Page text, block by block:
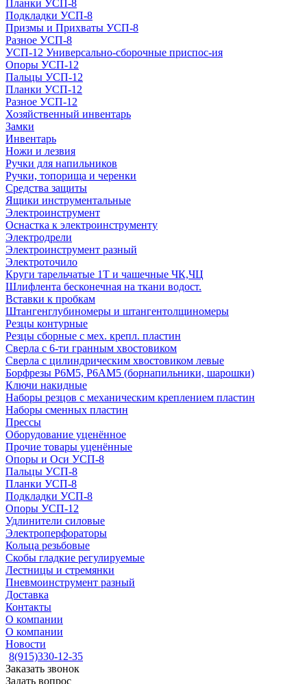
Планки УСП-8
Подкладки УСП-8
Призмы и Прихваты УСП-8
Разное УСП-8
УСП-12 Универсально-сборочные приспос-ия
Опоры УСП-12
Пальцы УСП-12
Планки УСП-12
Разное УСП-12
Хозяйственный инвентарь
Замки
Инвентарь
Ножи и лезвия
Ручки для напильников
Ручки, топорища и черенки
Средства защиты
Ящики инструментальные
Электроинструмент
Оснастка к электроинструменту
Электродрели
Электроинструмент разный
Электроточило
Круги тарельчатые 1Т и чашечные ЧК,ЧЦ
Шлифлента бесконечная на ткани водост.
Вставки к пробкам
Штангенглубиномеры и штангентолщиномеры
Резцы контурные
Резцы сборные с мех. крепл. пластин
Сверла с 6-ти гранным хвостовиком
Сверла с цилиндрическим хвостовиком левые
Борфрезы Р6М5, Р6АМ5 (борнапильники, шарошки)
Ключи накидные
Наборы резцов с механическим креплением пластин
Наборы сменных пластин
Прессы
Оборудование уценённое
Прочие товары уценённые
Опоры и Оси УСП-8
Пальцы УСП-8
Планки УСП-8
Подкладки УСП-8
Опоры УСП-12
Удлинители силовые
Электроперфораторы
Кольца резьбовые
Скобы гладкие регулируемые
Лестницы и стремянки
Пневмоинструмент разный
Доставка
Контакты
О компании
О компании
Новости
8(915)330-12-35
Заказать звонок
Задать вопрос